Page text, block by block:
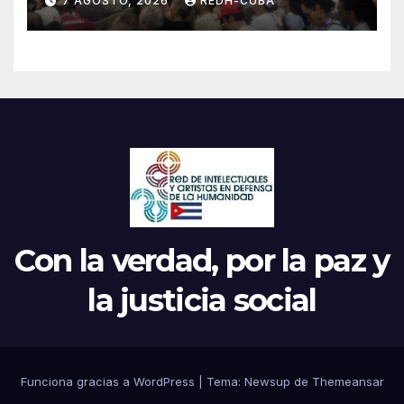
Continental de ALBA
Movimientos en Cuba
Con la verdad, por la paz y
la justicia social
Funciona gracias a WordPress Tema: Newsup de Themeansar